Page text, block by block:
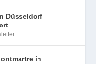
Düsseldorf
in